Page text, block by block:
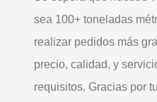
sea 100+ toneladas
realizar pedidos más
precio, calidad, y
requisitos. Gracias por